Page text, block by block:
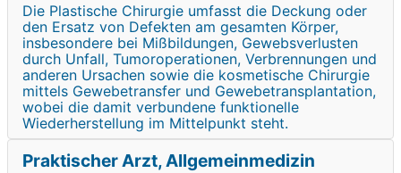
Die Plastische Chirurgie umfasst die Deckung oder
den Ersatz von Defekten am gesamten Körper,
insbesondere bei Mißbildungen, Gewebsverlusten
durch Unfall, Tumoroperationen, Verbrennungen und
anderen Ursachen sowie die kosmetische Chirurgie
mittels Gewebetransfer und Gewebetransplantation,
wobei die damit verbundene funktionelle
Wiederherstellung im Mittelpunkt steht.
Praktischer Arzt, Allgemeinmedizin